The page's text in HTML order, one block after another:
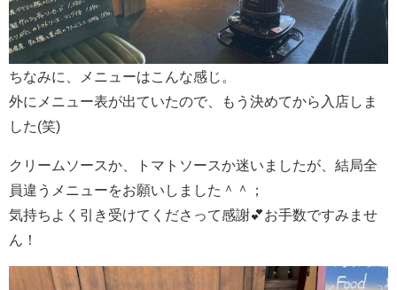
ちなみに、メニューはこんな感じ。
外にメニュー表が出ていたので、もう決めてから入店しま
した(笑)
クリームソースか、トマトソースか迷いましたが、結局全
員違うメニューをお願いしました＾＾；
気持ちよく引き受けてくださって感謝💕お手数ですみませ
ん！